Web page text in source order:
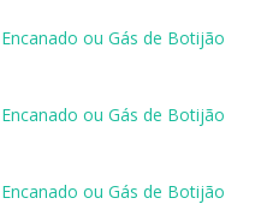
ou Gás de Botijão
ou Gás de Botijão
ou Gás de Botijão